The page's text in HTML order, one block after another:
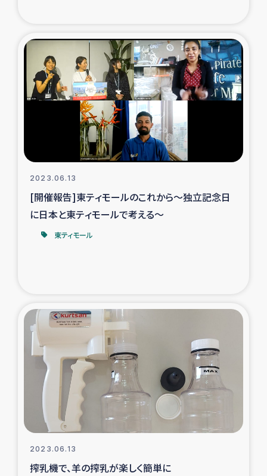
デニヤヤ小規模紅茶農家支援
コーヒー生産者支援
アイナロ県マウベシ郡でのコーヒー畑改善事業
ベイルート大規模爆発被災者支援
アグロフォレストリー（カカオ）事業
2023.06.13
[開催報告]東ティモールのこれから～独立記念日
に日本と東ティモールで考える～
東ティモール
2023.06.13
搾乳機で、羊の搾乳が楽しく簡単に